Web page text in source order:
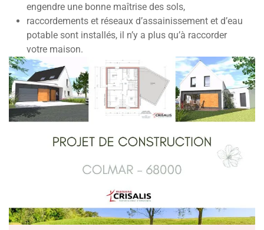
engendre une bonne maîtrise des sols,
raccordements et réseaux d’assainissement et d’eau
potable sont installés, il n’y a plus qu’à raccorder
votre maison.